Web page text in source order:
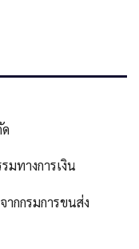
มทางการเงิน
กกรมการขนส่ง